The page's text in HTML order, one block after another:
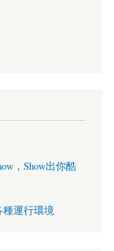
，Show出你酷
種運行環境